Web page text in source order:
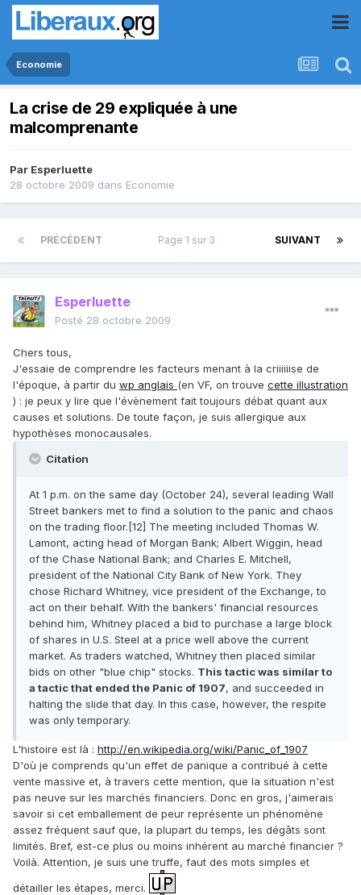
Economie
La crise de 29 expliquée à une
malcomprenante
Par Esperluette
28 octobre 2009 dans Economie
PRÉCÉDENT SUIVANT
Page 1 sur 3
Esperluette
Posté 28 octobre 2009
Chers tous,
J'essaie de comprendre les facteurs menant à la criiiiiise de
l'époque, à partir du wp anglais (en VF, on trouve cette illustration
) : je peux y lire que l'évènement fait toujours débat quant aux
causes et solutions. De toute façon, je suis allergique aux
hypothèses monocausales.
Citation
At 1 p.m. on the same day (October 24), several leading Wall
Street bankers met to find a solution to the panic and chaos
on the trading floor.[12] The meeting included Thomas W.
Lamont, acting head of Morgan Bank; Albert Wiggin, head
of the Chase National Bank; and Charles E. Mitchell,
president of the National City Bank of New York. They
chose Richard Whitney, vice president of the Exchange, to
act on their behalf. With the bankers' financial resources
behind him, Whitney placed a bid to purchase a large block
of shares in U.S. Steel at a price well above the current
market. As traders watched, Whitney then placed similar
bids on other "blue chip" stocks. This tactic was similar to
a tactic that ended the Panic of 1907, and succeeded in
halting the slide that day. In this case, however, the respite
was only temporary.
L'histoire est là : http://en.wikipedia.org/wiki/Panic_of_1907
D'où je comprends qu'un effet de panique a contribué à cette
vente massive et, à travers cette mention, que la situation n'est
pas neuve sur les marchés financiers. Donc en gros, j'aimerais
savoir si cet emballement de peur représente un phénomène
assez fréquent sauf que, la plupart du temps, les dégâts sont
limités. Bref, est-ce plus ou moins inhérent au marché financier ?
Voilà. Attention, je suis une truffe, faut des mots simples et
détailler les étapes, merci.